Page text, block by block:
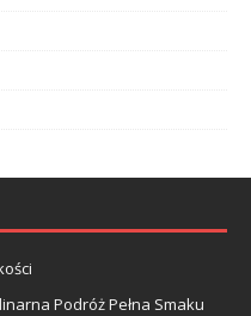
Podróż Pełna Smaku